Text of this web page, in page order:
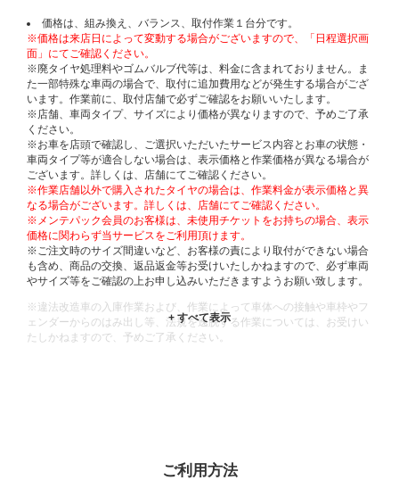
価格は、組み換え、バランス、取付作業１台分です。
※価格は来店日によって変動する場合がございますので、「日程選択画
面」にてご確認ください。
※廃タイヤ処理料やゴムバルブ代等は、料金に含まれておりません。ま
た一部特殊な車両の場合で、取付に追加費用などが発生する場合がござ
います。作業前に、取付店舗で必ずご確認をお願いいたします。
※店舗、車両タイプ、サイズにより価格が異なりますので、予めご了承
ください。
※お車を店頭で確認し、ご選択いただいたサービス内容とお車の状態・
車両タイプ等が適合しない場合は、表示価格と作業価格が異なる場合が
ございます。詳しくは、店舗にてご確認ください。
※作業店舗以外で購入されたタイヤの場合は、作業料金が表示価格と異
なる場合がございます。詳しくは、店舗にてご確認ください。
※メンテパック会員のお客様は、未使用チケットをお持ちの場合、表示
価格に関わらず当サービスをご利用頂けます。
※ご注文時のサイズ間違いなど、お客様の責により取付ができない場合
も含め、商品の交換、返品返金等お受けいたしかねますので、必ず車両
やサイズ等をご確認の上お申し込みいただきますようお願い致します。
※違法改造車の入庫作業および、作業によって車体への接触や車枠やフ
ェンダーからのはみ出し等、法規を逸脱する作業については、お受けい
たしかねますので、予めご了承ください。
ご利用方法